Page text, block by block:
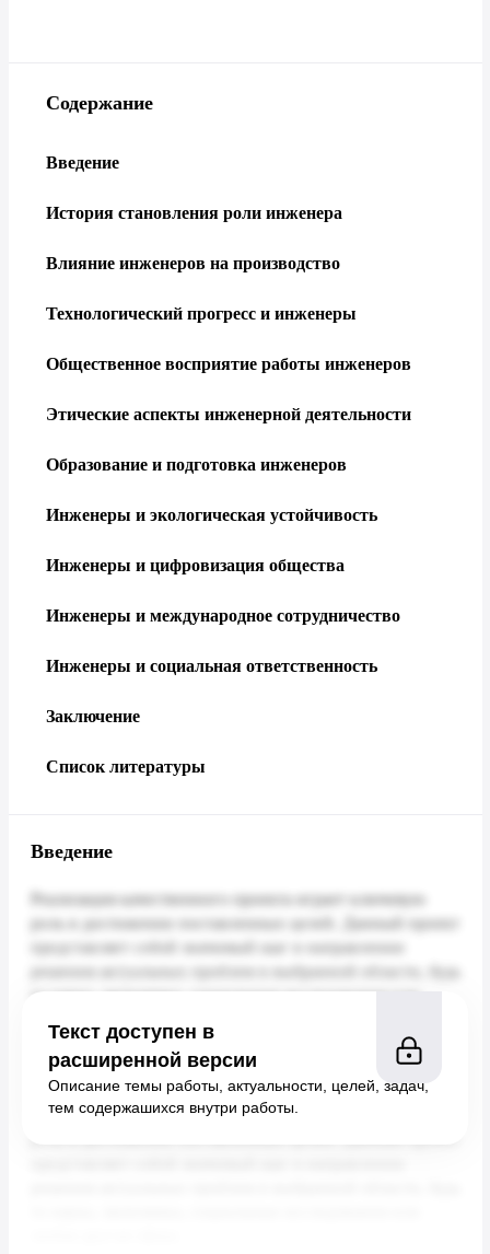
Содержание
Введение
История становления роли инженера
Влияние инженеров на производство
Технологический прогресс и инженеры
Общественное восприятие работы инженеров
Этические аспекты инженерной деятельности
Образование и подготовка инженеров
Инженеры и экологическая устойчивость
Инженеры и цифровизация общества
Инженеры и международное сотрудничество
Инженеры и социальная ответственность
Заключение
Список литературы
Введение
Текст доступен в
расширенной версии
Описание темы работы, актуальности, целей, задач,
тем содержашихся внутри работы.